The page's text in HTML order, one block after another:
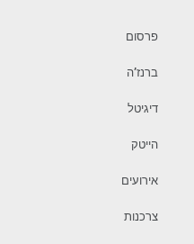
פרסום
ברנז’ה
דיגיטל
הייטק
אירועים
צרכנות